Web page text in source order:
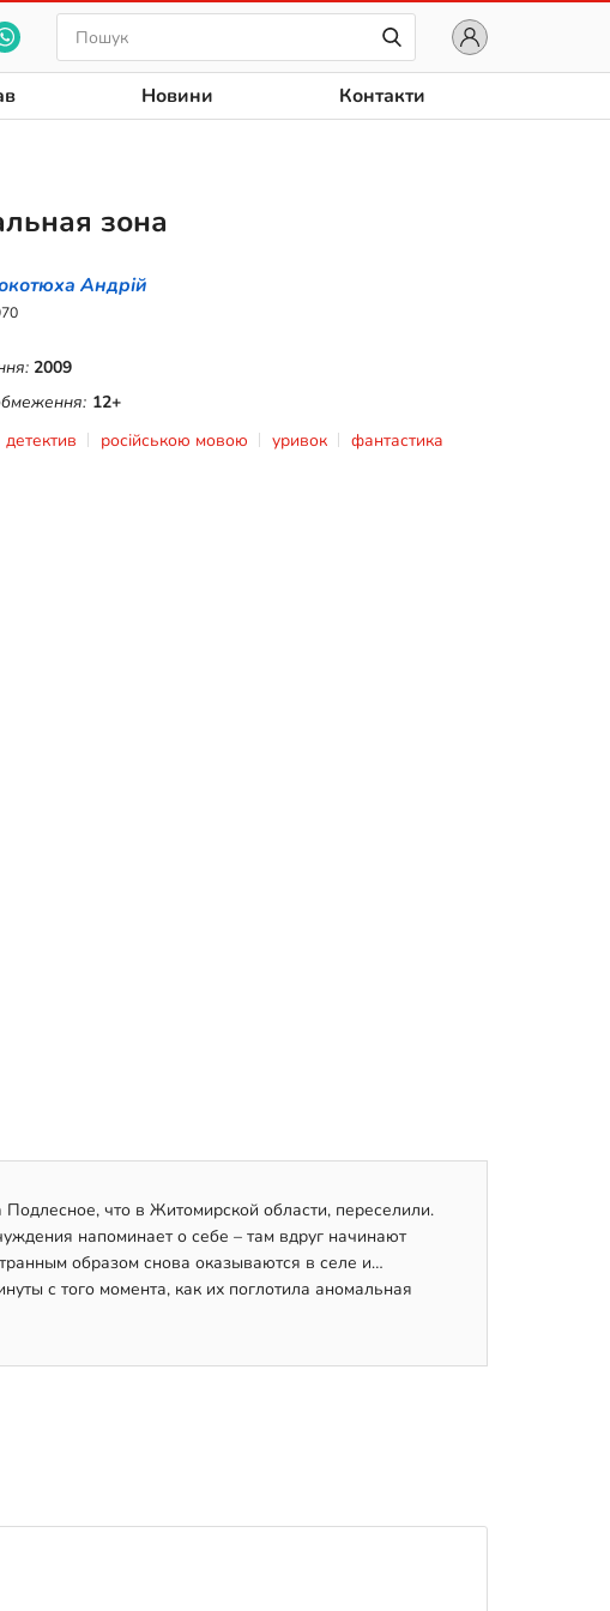
Новини Контакти
зона
Андрій
2009
12+
детектив російською мовою уривок фантастика
что в Житомирской области, переселили.
напоминает о себе – там вдруг начинают
образом снова оказываются в селе и…
с того момента, как их поглотила аномальная